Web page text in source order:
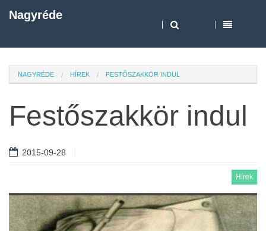
Nagyréde
NAGYRÉDE HÍREK FESTŐSZAKKÖR INDUL
Festőszakkör indul
2015-09-28
Hírek